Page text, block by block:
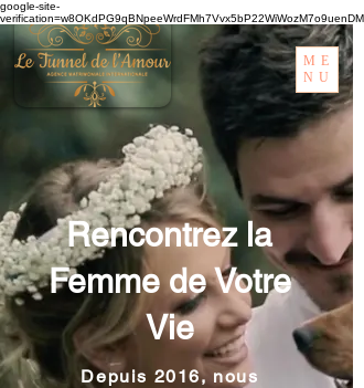
google-site-
verification=w8OKdPG9qBNpeeWrdFMh7Vvx5bP22WiWozM7o9uenDM
ME
NU
Rencontrez la
Femme de Votre
Vie
Depuis 2016, nous